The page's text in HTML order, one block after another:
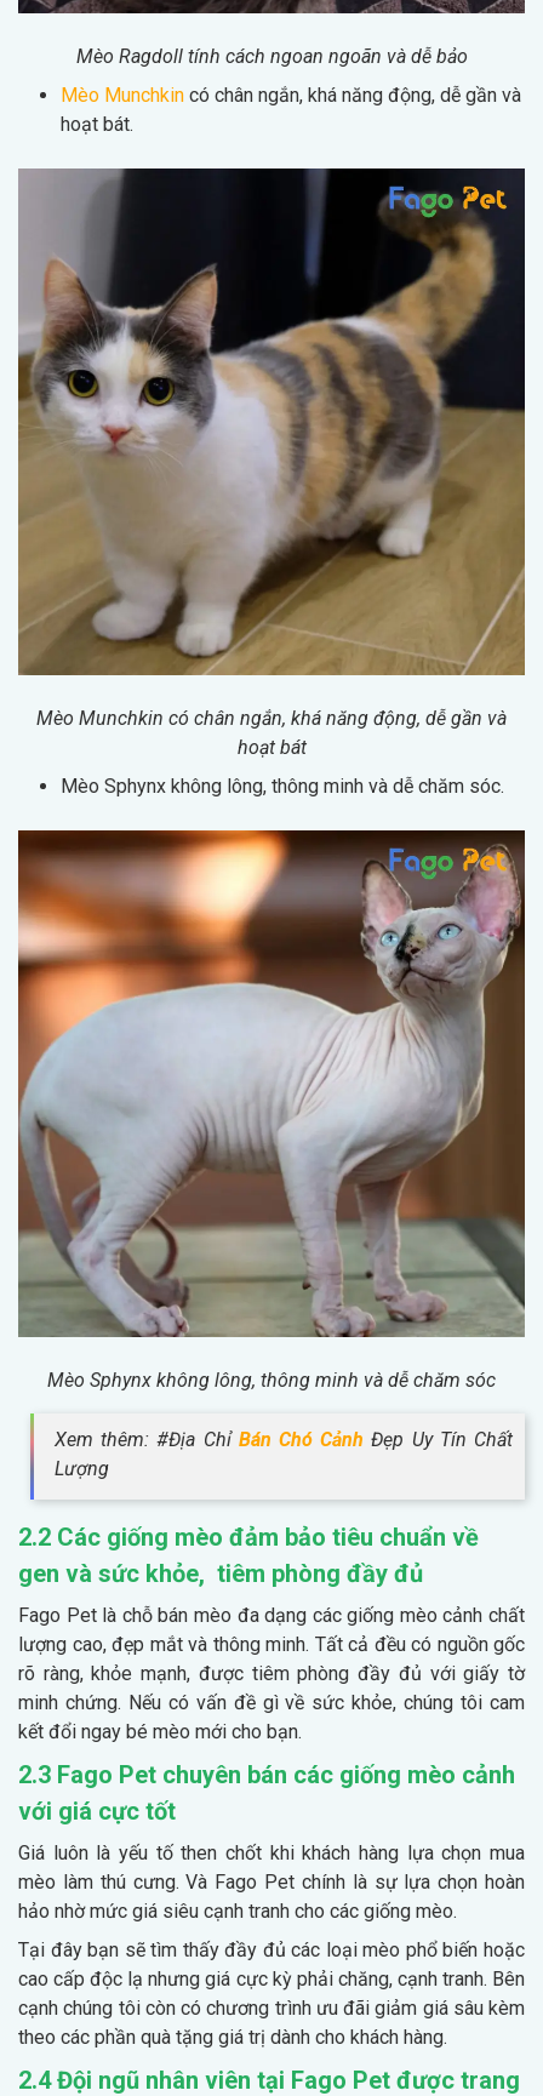
Mèo Ragdoll tính cách ngoan ngoãn và dễ bảo
Mèo Munchkin có chân ngắn, khá năng động, dễ gần và
hoạt bát.
Mèo Munchkin có chân ngắn, khá năng động, dễ gần và
hoạt bát
Mèo Sphynx không lông, thông minh và dễ chăm sóc.
Mèo Sphynx không lông, thông minh và dễ chăm sóc
Xem thêm: #Địa Chỉ Bán Chó Cảnh Đẹp Uy Tín Chất
Lượng
2.2 Các giống mèo đảm bảo tiêu chuẩn về
gen và sức khỏe, tiêm phòng đầy đủ
Fago Pet là chỗ bán mèo đa dạng các giống mèo cảnh chất
lượng cao, đẹp mắt và thông minh. Tất cả đều có nguồn gốc
rõ ràng, khỏe mạnh, được tiêm phòng đầy đủ với giấy tờ
minh chứng. Nếu có vấn đề gì về sức khỏe, chúng tôi cam
kết đổi ngay bé mèo mới cho bạn.
2.3 Fago Pet chuyên bán các giống mèo cảnh
với giá cực tốt
Giá luôn là yếu tố then chốt khi khách hàng lựa chọn mua
mèo làm thú cưng. Và Fago Pet chính là sự lựa chọn hoàn
hảo nhờ mức giá siêu cạnh tranh cho các giống mèo.
Tại đây bạn sẽ tìm thấy đầy đủ các loại mèo phổ biến hoặc
cao cấp độc lạ nhưng giá cực kỳ phải chăng, cạnh tranh. Bên
cạnh chúng tôi còn có chương trình ưu đãi giảm giá sâu kèm
theo các phần quà tặng giá trị dành cho khách hàng.
2.4 Đội ngũ nhân viên tại Fago Pet được trang